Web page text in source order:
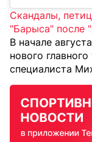
Скандалы,
"Барыса" после
В начале
нового
специалиста